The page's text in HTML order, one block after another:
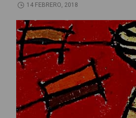
14 FEBRERO, 2018